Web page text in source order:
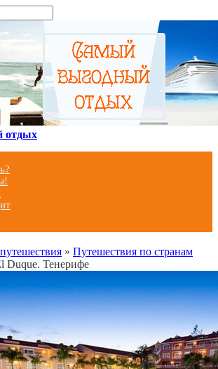
отдых
» Путешествия по странам
Duque. Тенерифе